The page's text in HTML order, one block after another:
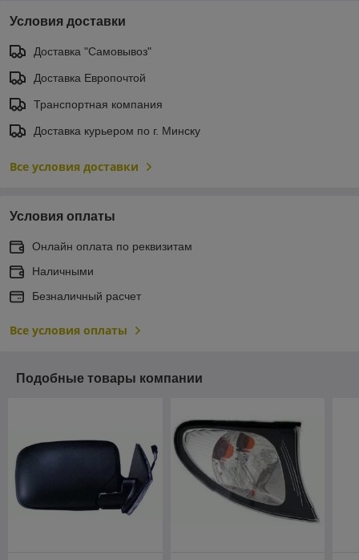
Условия доставки
Доставка "Самовывоз"
Доставка Европочтой
Транспортная компания
Доставка курьером по г. Минску
Все условия доставки
Условия оплаты
Онлайн оплата по реквизитам
Наличными
Безналичный расчет
Все условия оплаты
Подобные товары компании